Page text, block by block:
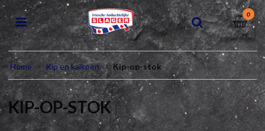
0
Home Kip en kalkoen Kip-op-stok
KIP-OP-STOK